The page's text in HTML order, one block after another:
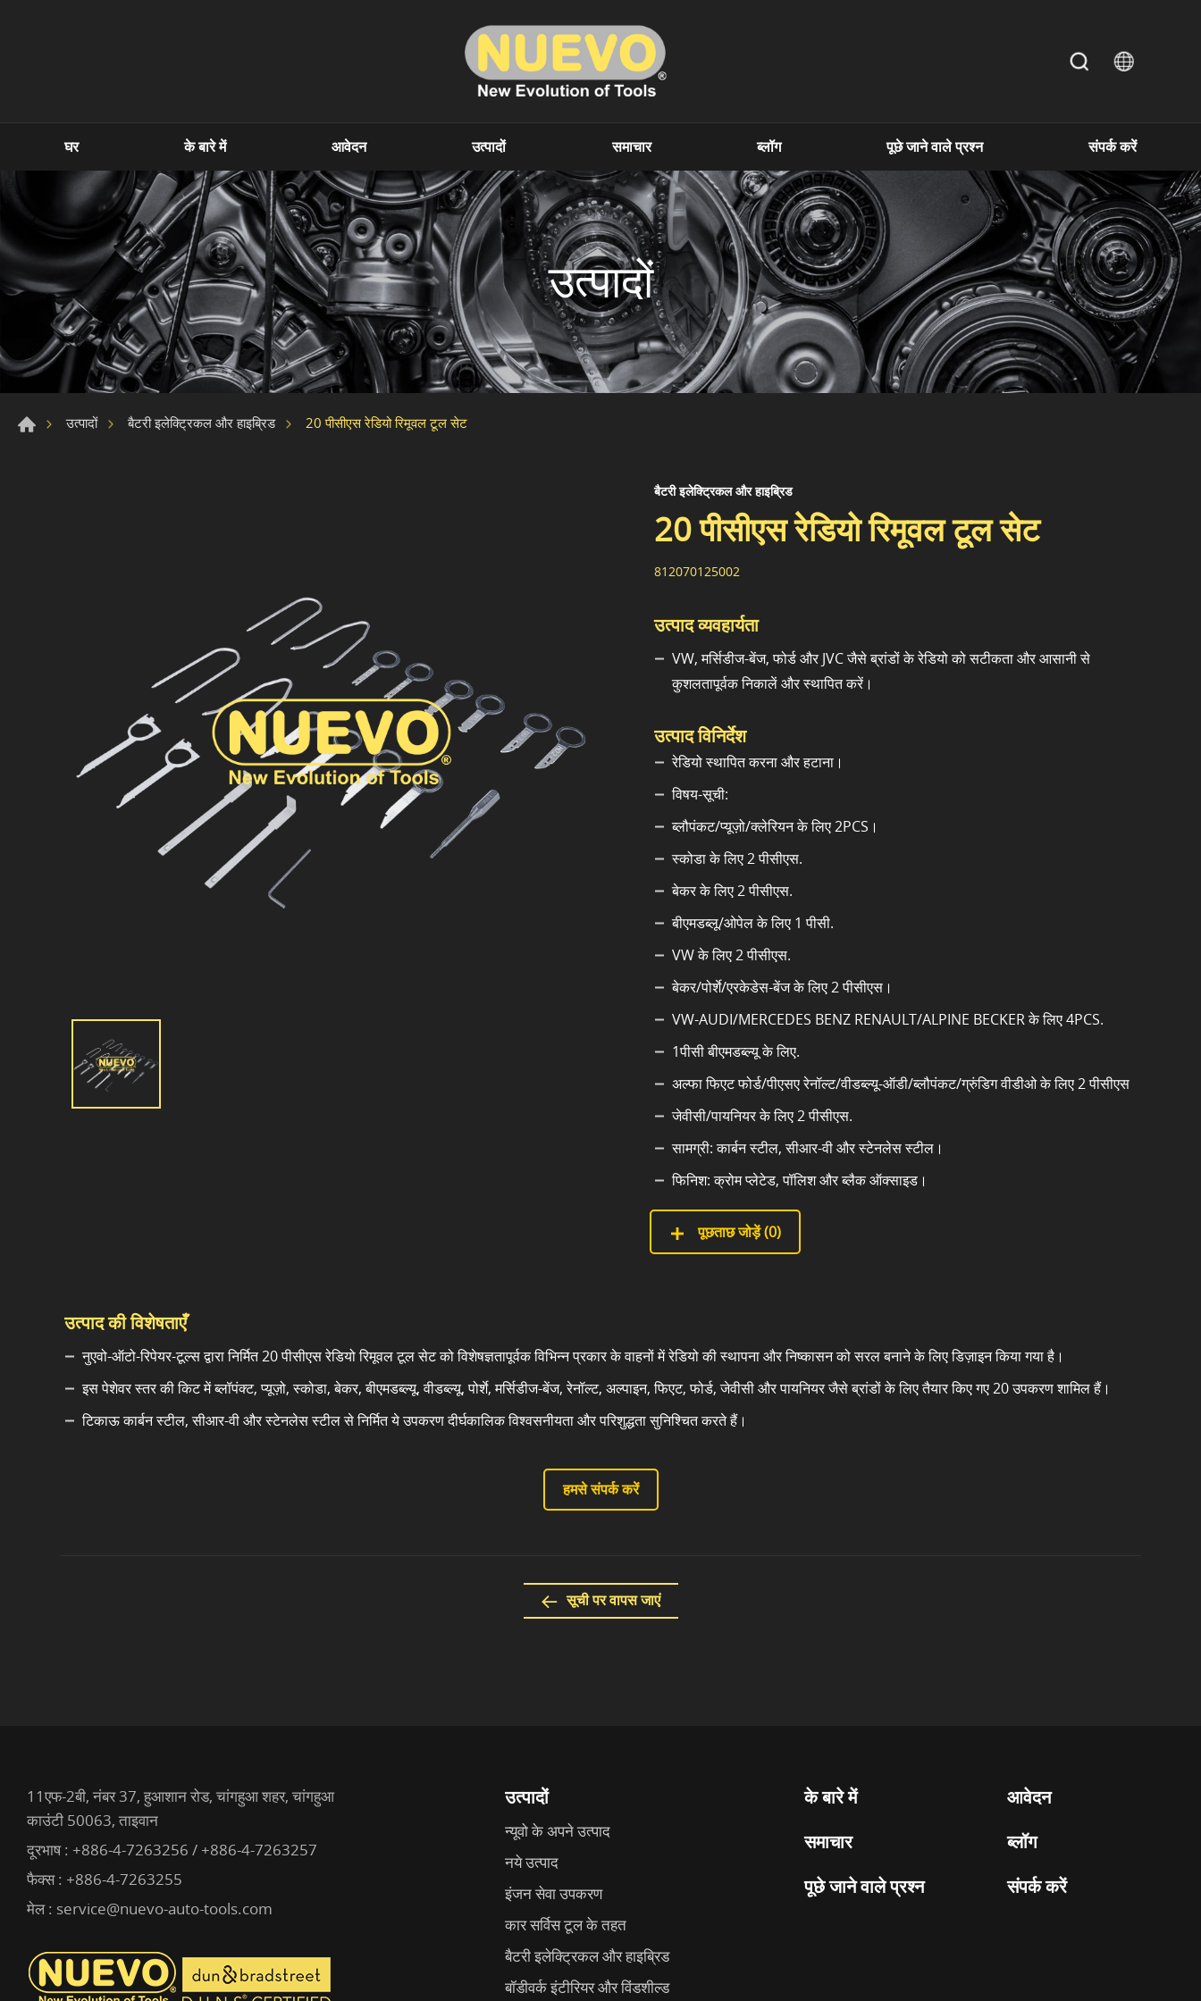
घर के बारे में आवेदन उत्पादों समाचार ब्लॉग पूछे जाने वाले प्रश्न संपर्क करें
उत्पादों
उत्पादों बैटरी इलेक्ट्रिकल और हाइब्रिड 20 पीसीएस रेडियो रिमूवल टूल सेट
बैटरी इलेक्ट्रिकल और हाइब्रिड
20 पीसीएस रेडियो रिमूवल टूल सेट
812070125002
उत्पाद व्यवहार्यता
VW, मर्सिडीज-बेंज, फोर्ड और JVC जैसे ब्रांडों के रेडियो को सटीकता और आसानी से
कुशलतापूर्वक निकालें और स्थापित करें।
उत्पाद विनिर्देश
रेडियो स्थापित करना और हटाना।
विषय-सूची:
ब्लौपंकट/प्यूज़ो/क्लेरियन के लिए 2PCS।
स्कोडा के लिए 2 पीसीएस.
बेकर के लिए 2 पीसीएस.
बीएमडब्लू/ओपेल के लिए 1 पीसी.
VW के लिए 2 पीसीएस.
बेकर/पोर्शे/एरकेडेस-बेंज के लिए 2 पीसीएस।
VW-AUDI/MERCEDES BENZ RENAULT/ALPINE BECKER के लिए 4PCS.
1पीसी बीएमडब्ल्यू के लिए.
अल्फा फिएट फोर्ड/पीएसए रेनॉल्ट/वीडब्ल्यू-ऑडी/ब्लौपंकट/ग्रुंडिग वीडीओ के लिए 2 पीसीएस
जेवीसी/पायनियर के लिए 2 पीसीएस.
सामग्री: कार्बन स्टील, सीआर-वी और स्टेनलेस स्टील।
फिनिश: क्रोम प्लेटेड, पॉलिश और ब्लैक ऑक्साइड।
पूछताछ जोड़ें (0)
उत्पाद की विशेषताएँ
नुएवो-ऑटो-रिपेयर-टूल्स द्वारा निर्मित 20 पीसीएस रेडियो रिमूवल टूल सेट को विशेषज्ञतापूर्वक विभिन्न प्रकार के वाहनों में रेडियो की स्थापना और निष्कासन को सरल बनाने के लिए डिज़ाइन किया गया है।
इस पेशेवर स्तर की किट में ब्लॉपंक्ट, प्यूज़ो, स्कोडा, बेकर, बीएमडब्ल्यू, वीडब्ल्यू, पोर्शे, मर्सिडीज-बेंज, रेनॉल्ट, अल्पाइन, फिएट, फोर्ड, जेवीसी और पायनियर जैसे ब्रांडों के लिए तैयार किए गए 20 उपकरण शामिल हैं।
टिकाऊ कार्बन स्टील, सीआर-वी और स्टेनलेस स्टील से निर्मित ये उपकरण दीर्घकालिक विश्वसनीयता और परिशुद्धता सुनिश्चित करते हैं।
हमसे संपर्क करें
सूची पर वापस जाएं
उत्पादों
न्यूवो के अपने उत्पाद
नये उत्पाद
इंजन सेवा उपकरण
कार सर्विस टूल के तहत
बैटरी इलेक्ट्रिकल और हाइब्रिड
बॉडीवर्क इंटीरियर और विंडशील्ड
के बारे में
आवेदन
समाचार
ब्लॉग
पूछे जाने वाले प्रश्न
संपर्क करें
11एफ-2बी, नंबर 37, हुआशान रोड, चांगहुआ शहर, चांगहुआ
काउंटी 50063, ताइवान
दूरभाष : +886-4-7263256 / +886-4-7263257
फैक्स : +886-4-7263255
मेल : service@nuevo-auto-tools.com